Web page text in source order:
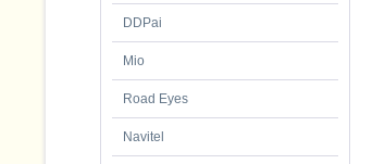
DDPai
Mio
Road Eyes
Navitel